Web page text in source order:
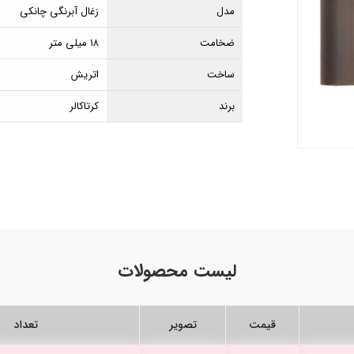
مدل
زغال آبرنگی چانکی
ضخامت
۱۸ میلی متر
ساخت
اتریش
برند
کرتاکالر
لیست محصولات
قیمت تصویر تعداد